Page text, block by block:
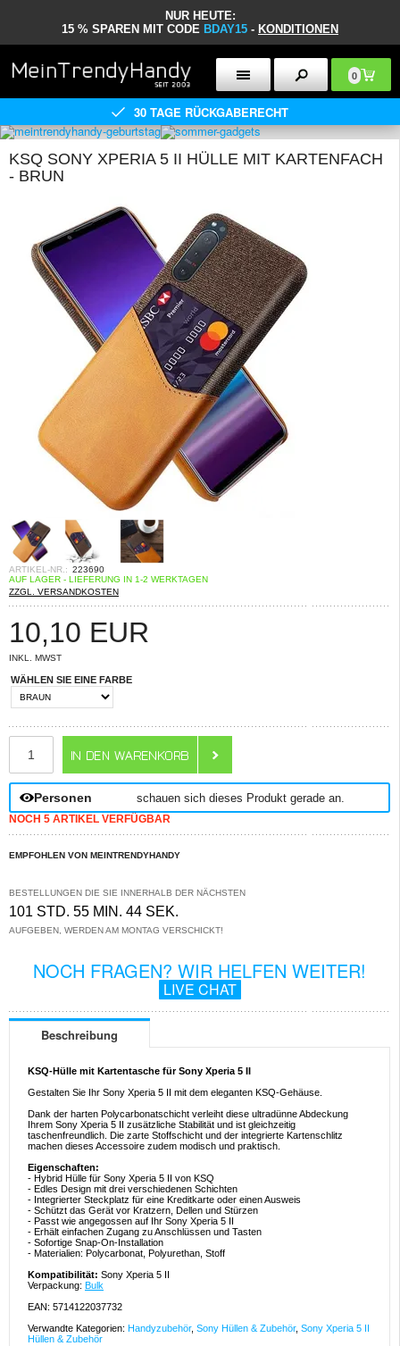
NUR HEUTE:
15 % SPAREN MIT CODE BDAY15 - KONDITIONEN
0
30 TAGE RÜCKGABERECHT
KSQ SONY XPERIA 5 II HÜLLE MIT KARTENFACH
- BRUN
ARTIKEL-NR.: 223690
AUF LAGER - LIEFERUNG IN 1-2 WERKTAGEN
ZZGL. VERSANDKOSTEN
10,10 EUR
INKL. MWST
WÄHLEN SIE EINE FARBE
Personen schauen sich dieses Produkt gerade an.
NOCH 5 ARTIKEL VERFÜGBAR
EMPFOHLEN VON MEINTRENDYHANDY
BESTELLUNGEN DIE SIE INNERHALB DER NÄCHSTEN
101 STD. 55 MIN. 43 SEK.
AUFGEBEN, WERDEN AM MONTAG VERSCHICKT!
NOCH FRAGEN? WIR HELFEN WEITER!
LIVE CHAT
Beschreibung
KSQ-Hülle mit Kartentasche für Sony Xperia 5 II
Gestalten Sie Ihr Sony Xperia 5 II mit dem eleganten KSQ-Gehäuse.
Dank der harten Polycarbonatschicht verleiht diese ultradünne Abdeckung
Ihrem Sony Xperia 5 II zusätzliche Stabilität und ist gleichzeitig
taschenfreundlich. Die zarte Stoffschicht und der integrierte Kartenschlitz
machen dieses Accessoire zudem modisch und praktisch.
Eigenschaften:
- Hybrid Hülle für Sony Xperia 5 II von KSQ
- Edles Design mit drei verschiedenen Schichten
- Integrierter Steckplatz für eine Kreditkarte oder einen Ausweis
- Schützt das Gerät vor Kratzern, Dellen und Stürzen
- Passt wie angegossen auf Ihr Sony Xperia 5 II
- Erhält einfachen Zugang zu Anschlüssen und Tasten
- Sofortige Snap-On-Installation
- Materialien: Polycarbonat, Polyurethan, Stoff
Kompatibilität: Sony Xperia 5 II
Verpackung: Bulk
EAN: 5714122037732
Verwandte Kategorien: Handyzubehör, Sony Hüllen & Zubehör, Sony Xperia 5 II
Hüllen & Zubehör